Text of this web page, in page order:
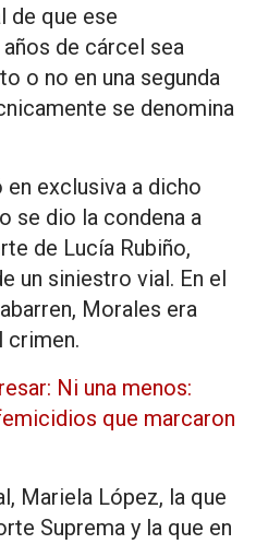
de que ese
de cárcel sea
o no en una segunda
se denomina
exclusiva a dicho
se dio la condena a
de Lucía Rubiño,
un siniestro vial. En el
Morales era
crimen.
Ni una menos:
que marcaron
Mariela López, la que
Suprema y la que en